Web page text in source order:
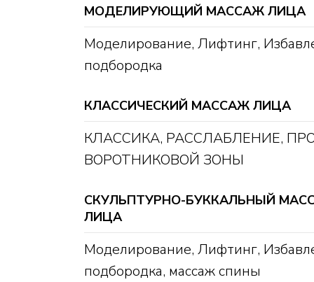
МОДЕЛИРУЮЩИЙ МАССАЖ ЛИЦА
Моделирование, Лифтинг,
подбородка
КЛАССИЧЕСКИЙ МАССАЖ ЛИЦА
КЛАССИКА, РАССЛАБЛЕНИЕ,
ВОРОТНИКОВОЙ ЗОНЫ
СКУЛЬПТУРНО-БУККАЛЬНЫЙ
ЛИЦА
Моделирование, Лифтинг,
подбородка, массаж спины